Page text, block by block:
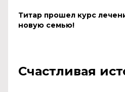
Титар прошел курс
новую семью!
Счастливая